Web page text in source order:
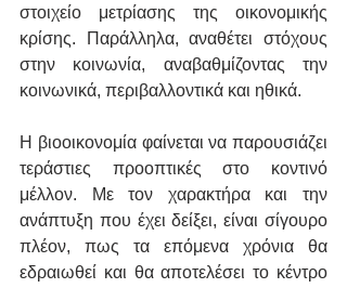
στοιχείο μετρίασης της οικονομικής
κρίσης. Παράλληλα, αναθέτει στόχους
στην κοινωνία, αναβαθμίζοντας την
κοινωνικά, περιβαλλοντικά και ηθικά.
Η βιοοικονομία φαίνεται να παρουσιάζει
τεράστιες προοπτικές στο κοντινό
μέλλον. Με τον χαρακτήρα και την
ανάπτυξη που έχει δείξει, είναι σίγουρο
πλέον, πως τα επόμενα χρόνια θα
εδραιωθεί και θα αποτελέσει το κέντρο